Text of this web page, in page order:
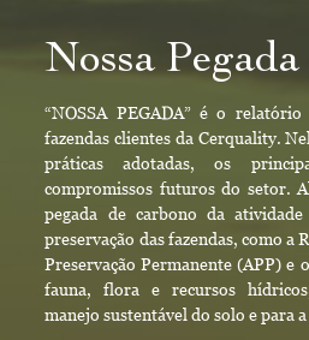
Nossa Pegada
“NOSSA PEGADA” é o
fazendas clientes da Cerquality.
práticas adotadas, os
compromissos futuros do setor.
pegada de carbono da
preservação das fazendas, como a
Preservação Permanente (APP) e
fauna, flora e recursos
manejo sustentável do solo e para